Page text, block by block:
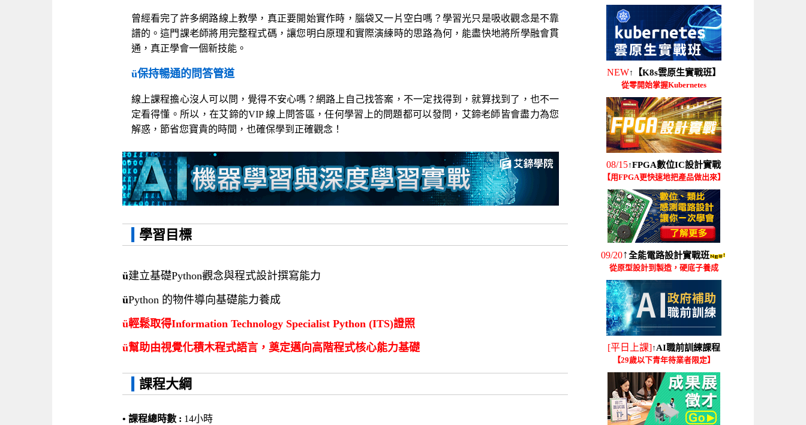
曾經看完了許多網路線上教學，真正要開始實作時，腦袋又一片空白嗎？學習光只是吸收觀念是不靠
譜的。這門課老師將用完整程式碼，讓您明白原理和實際演練時的思路為何，能盡快地將所學融會貫
通，真正學會一個新技能。
ü保持暢通的問答管道
線上課程擔心沒人可以問，覺得不安心嗎？網路上自己找答案，不一定找得到，就算找到了，也不一
定看得懂。所以，在艾鍗的VIP 線上問答區，任何學習上的問題都可以發問，艾鍗老師皆會盡力為您
解惑，節省您寶貴的時間，也確保學到正確觀念！
學習目標
ü建立基礎Python觀念與程式設計撰寫能力
üPython 的物件導向基礎能力養成
ü輕鬆取得Information Technology Specialist Python (ITS)證照
ü幫助由視覺化積木程式語言，奠定邁向高階程式核心能力基礎
課程大綱
• 課程總時數 : 14小時
NEW↑ 【K8s雲原生實戰班】
從零開始掌握Kubernetes
08/15↑FPGA數位IC設計實戰
【用FPGA更快速地把產品做出來】
09/20↑全能電路設計實戰班
從原型設計到製造，硬底子養成
[平日上課]↑ AI職前訓練課程
【29歲以下青年待業者限定】